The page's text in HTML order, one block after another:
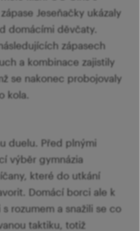
Jeseňačky ukázaly
domácími děvčaty.
zápasech
a kombinace zajistily
se nakonec probojovaly
kola.
duelu. Před plnými
výběr gymnázia
které do utkání
Domácí borci ale k
rozumem a snažili se co
taktiku, totiž